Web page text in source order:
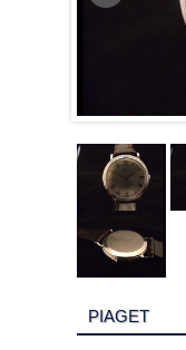
PIAGET